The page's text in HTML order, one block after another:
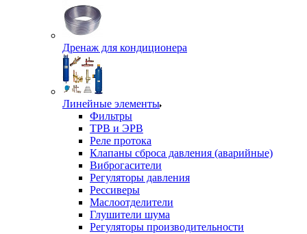
Дренаж для кондиционера
Линейные элементы
Фильтры
ТРВ и ЭРВ
Реле протока
Клапаны сброса давления (аварийные)
Виброгасители
Регуляторы давления
Рессиверы
Маслоотделители
Глушители шума
Регуляторы производительности